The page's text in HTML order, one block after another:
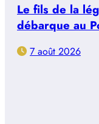
Le fils de la
débarque au
7 août 2026